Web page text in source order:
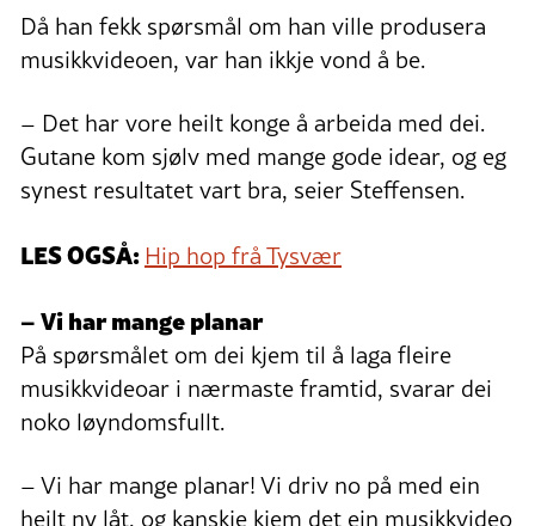
Då han fekk spørsmål om han ville produsera
musikkvideoen, var han ikkje vond å be.
– Det har vore heilt konge å arbeida med dei.
Gutane kom sjølv med mange gode idear, og eg
synest resultatet vart bra, seier Steffensen.
LES OGSÅ: Hip hop frå Tysvær
– Vi har mange planar
På spørsmålet om dei kjem til å laga fleire
musikkvideoar i nærmaste framtid, svarar dei
noko løyndomsfullt.
– Vi har mange planar! Vi driv no på med ein
heilt ny låt, og kanskje kjem det ein musikkvideo